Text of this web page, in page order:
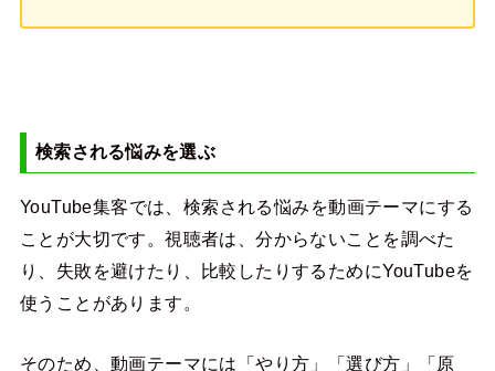
検索される悩みを選ぶ
YouTube集客では、検索される悩みを動画テーマにする
ことが大切です。視聴者は、分からないことを調べた
り、失敗を避けたり、比較したりするためにYouTubeを
使うことがあります。
そのため、動画テーマには「やり方」「選び方」「原